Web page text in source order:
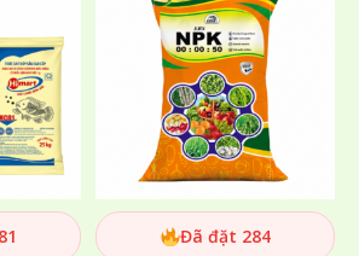
Đã đặt 284